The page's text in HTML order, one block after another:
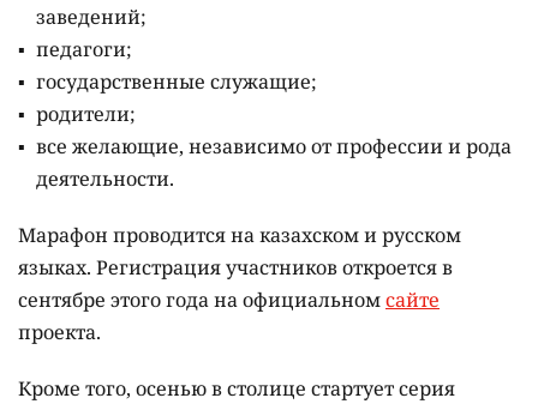
заведений;
педагоги;
государственные служащие;
родители;
все желающие, независимо от профессии и рода
деятельности.
Марафон проводится на казахском и русском
языках. Регистрация участников откроется в
сентябре этого года на официальномсайте
проекта.
Кроме того, осенью в столице стартует серия